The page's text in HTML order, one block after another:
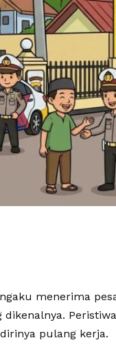
menerima
dikenalnya. Peristiwa
pulang kerja.